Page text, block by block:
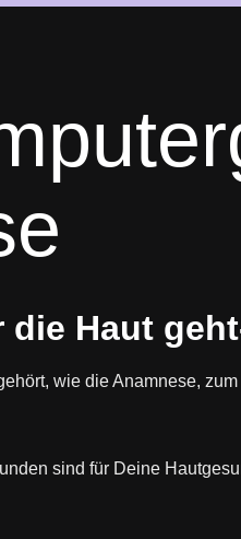
die Haut
wie die Anamnese,
sind für Deine